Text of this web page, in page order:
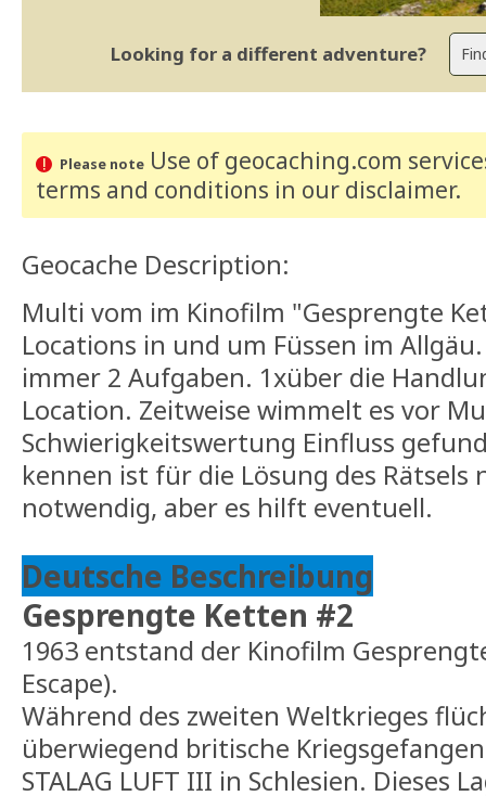
Looking for a different adventure?
Please noteUse of geocaching.com
terms and conditions in our disclaimer.
Geocache Description:
Multi vom im Kinofilm "Gesprengte
Locations in und um Füssen im
immer 2 Aufgaben. 1xüber die
Location. Zeitweise wimmelt es vor
Schwierigkeitswertung Einfluss
kennen ist für die Lösung des
notwendig, aber es hilft eventuell.
Deutsche Beschreibung
Gesprengte Ketten #2
1963 entstand der Kinofilm
Escape).
Während des zweiten Weltkrieges
überwiegend britische
STALAG LUFT III in Schlesien. Dieses